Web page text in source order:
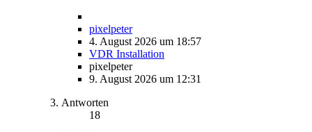
pixelpeter
4. August 2026 um 18:57
VDR Installation
pixelpeter
9. August 2026 um 12:31
Antworten
18